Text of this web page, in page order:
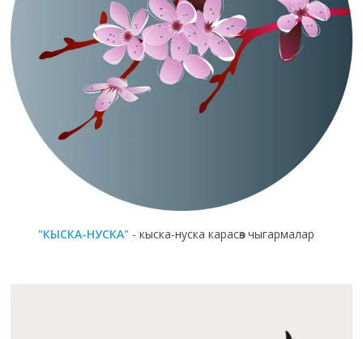
"КЫСКА-НУСКА" - кыска-нуска карасөз чыгармалар